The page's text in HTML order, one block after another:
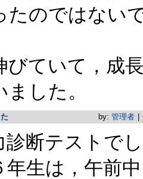
たのではない
びていて，成
した。
by: 管理者
診断テストで
年生は，午前